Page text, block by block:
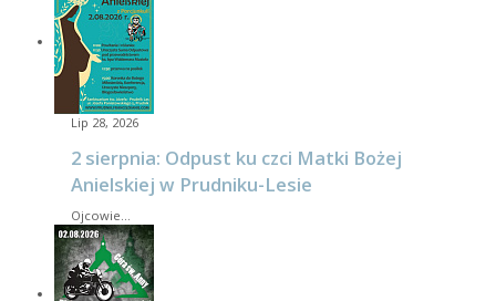
Lip 28, 2026
2 sierpnia: Odpust ku czci Matki Bożej
Anielskiej w Prudniku-Lesie
Ojcowie…